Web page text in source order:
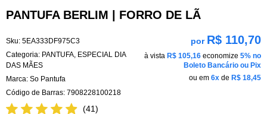
PANTUFA BERLIM | FORRO DE LÃ
Sku: 5EA333DF975C3
Categoria: PANTUFA ESPECIAL DIA
DAS MÃES
Marca: So Pantufa
Código de Barras: 7908228100218
(41)
por R$ 110,70
à vista R$ 105,16 economize 5% no
Boleto Bancário ou Pix
ou em 6x de R$ 18,45